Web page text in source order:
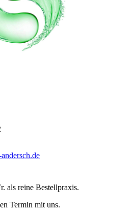
als reine Bestellpraxis.
Termin mit uns.